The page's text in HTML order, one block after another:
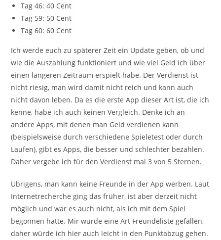
Tag 46: 40 Cent
Tag 59: 50 Cent
Tag 60: 60 Cent
Ich werde euch zu späterer Zeit ein Update geben, ob und
wie die Auszahlung funktioniert und wie viel Geld ich über
einen längeren Zeitraum erspielt habe. Der Verdienst ist
nicht riesig, man wird damit nicht reich und kann auch
nicht davon leben. Da es die erste App dieser Art ist, die ich
kenne, habe ich auch keinen Vergleich. Denke ich an
andere Apps, mit denen man Geld verdienen kann
(beispielsweise durch verschiedene Spieletest oder durch
Laufen), gibt es Apps, die besser und schlechter bezahlen.
Daher vergebe ich für den Verdienst mal 3 von 5 Sternen.
Übrigens, man kann keine Freunde in der App werben. Laut
Internetrecherche ging das früher, ist aber derzeit nicht
möglich und war es auch nicht, als ich mit dem Spiel
begonnen hatte. Mir würde eine Art Freundeliste gefallen,
daher würde ich hier auch leicht in den Punktabzug gehen.